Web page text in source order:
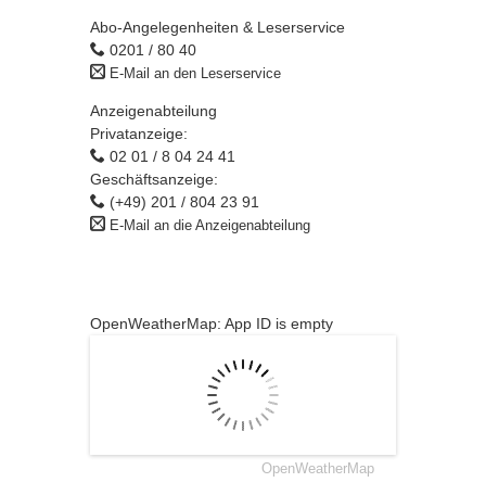
Abo-Angelegenheiten & Leserservice
0201 / 80 40
E-Mail an den Leserservice
Anzeigenabteilung
Privatanzeige:
02 01 / 8 04 24 41
Geschäftsanzeige:
(+49) 201 / 804 23 91
E-Mail an die Anzeigenabteilung
OpenWeatherMap: App ID is empty
OpenWeatherMap